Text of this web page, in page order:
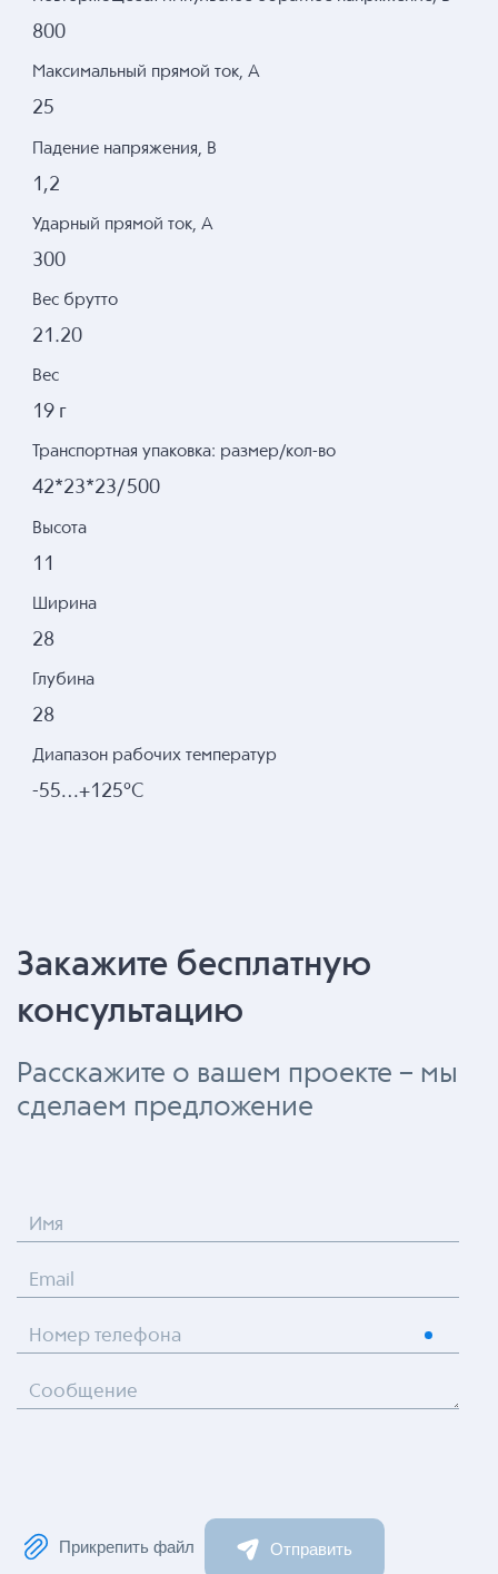
800
Максимальный прямой ток, А
25
Падение напряжения, В
1,2
Ударный прямой ток, А
300
Вес брутто
21.20
Вес
19 г
Транспортная упаковка: размер/кол-во
42*23*23/500
Высота
11
Ширина
28
Глубина
28
Диапазон рабочих температур
-55…+125°С
Закажите бесплатную
консультацию
Расскажите о вашем проекте – мы
сделаем предложение
Имя
Email
Номер телефона
Сообщение
Прикрепить файл Отправить